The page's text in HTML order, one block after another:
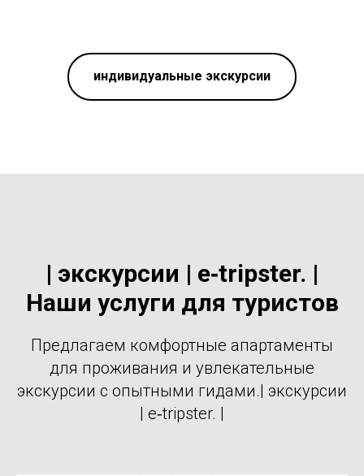
индивидуальные экскурсии
| экскурсии | e‑tripster. |
Наши услуги для туристов
Предлагаем комфортные апартаменты
для проживания и увлекательные
экскурсии с опытными гидами.| экскурсии
| e‑tripster. |